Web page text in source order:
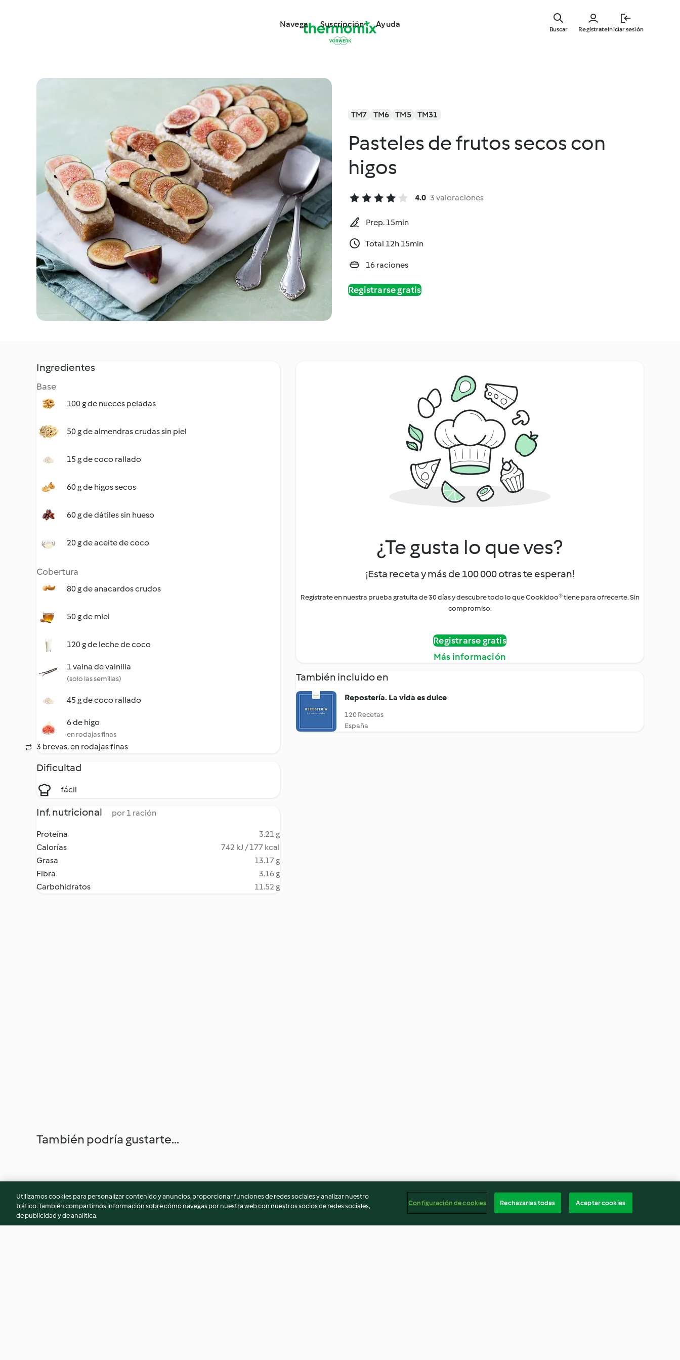
Navega Suscripción Ayuda
RegístrateIniciar sesión
Buscar
TM7 TM6 TM5 TM31
Pasteles de frutos secos con
higos
4.0 3 valoraciones
Prep. 15min
Total 12h 15min
16 raciones
Registrarse gratis
Ingredientes
Base
100 g de nueces peladas
50 g de almendras crudas sin piel
15 g de coco rallado
60 g de higos secos
60 g de dátiles sin hueso
20 g de aceite de coco
Cobertura
80 g de anacardos crudos
50 g de miel
120 g de leche de coco
1 vaina de vainilla
(solo las semillas)
45 g de coco rallado
6 de higo
en rodajas finas
3 brevas, en rodajas finas
Dificultad
fácil
Inf. nutricional por 1 ración
Proteína
3.21 g
Calorías
742 kJ / 177 kcal
Grasa
13.17 g
Fibra
3.16 g
Carbohidratos
11.52 g
¿Te gusta lo que ves?
¡Esta receta y más de 100 000 otras te esperan!
Regístrate en nuestra prueba gratuita de 30 días y descubre todo lo que Cookidoo® tiene para ofrecerte. Sin
compromiso.
Registrarse gratis
Más información
También incluido en
Repostería. La vida es dulce
120 Recetas
España
También podría gustarte...
Utilizamos cookies para personalizar contenido y anuncios, proporcionar funciones de redes sociales y analizar nuestro
tráfico. También compartimos información sobre cómo navegas por nuestra web con nuestros socios de redes sociales,
de publicidad y de analítica.
Configuración de cookies Rechazarlas todas Aceptar cookies